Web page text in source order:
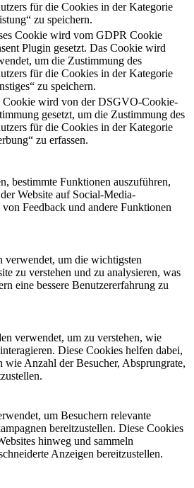
für die Cookies in der Kategorie
zu speichern.
Cookie wird vom GDPR Cookie
Plugin gesetzt. Das Cookie wird
um die Zustimmung des
für die Cookies in der Kategorie
zu speichern.
Cookie wird von der DSGVO-Cookie-
gesetzt, um die Zustimmung des
für die Cookies in der Kategorie
zu erfassen.
bestimmte Funktionen auszuführen,
Website auf Social-Media-
Feedback und andere Funktionen
verwendet, um die wichtigsten
zu verstehen und zu analysieren, was
eine bessere Benutzererfahrung zu
verwendet, um zu verstehen, wie
Diese Cookies helfen dabei,
Anzahl der Besucher, Absprungrate,
um Besuchern relevante
bereitzustellen. Diese Cookies
hinweg und sammeln
Anzeigen bereitzustellen.